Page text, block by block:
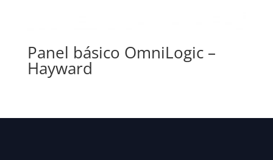
Panel básico OmniLogic –
Hayward